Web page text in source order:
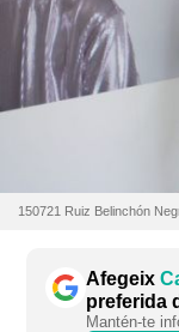
150721 Ruiz Belinchón
Afegeix
preferida
Mantén-te